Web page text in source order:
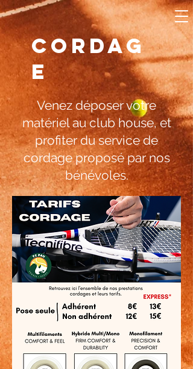
CORDAG
E
Venez déposer votre
matériel au club house, et
profiter du service de
cordage proposé par nos
bénévoles.